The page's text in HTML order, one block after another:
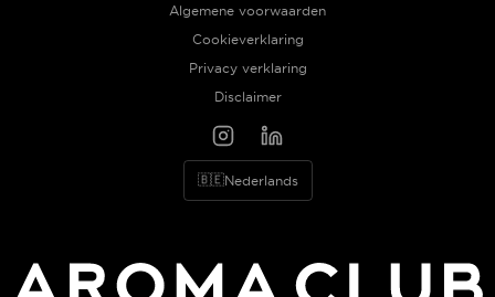
Algemene voorwaarden
Cookieverklaring
Privacy verklaring
Disclaimer
🇧🇪Nederlands